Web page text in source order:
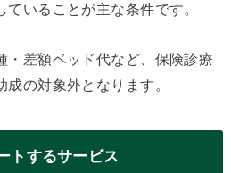
いることが主な条件です。
・差額ベッド代など、保険診療
の対象外となります。
トするサービス